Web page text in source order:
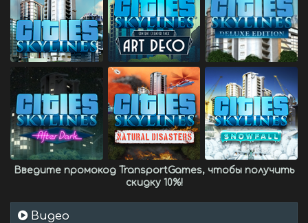
Введите промокод TransportGames, чтобы получить
скидку 10%!
Видео